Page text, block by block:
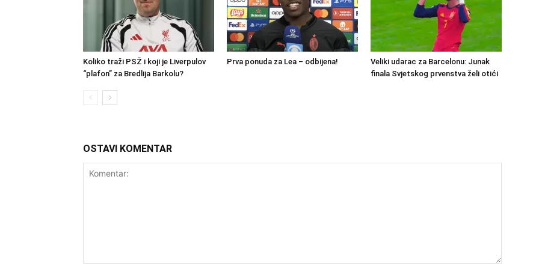
Koliko traži PSŽ i koji je Liverpulov
“plafon” za Bredlija Barkolu?
Prva ponuda za Lea – odbijena!
Veliki udarac za Barcelonu: Junak
finala Svjetskog prvenstva želi otići
OSTAVI KOMENTAR